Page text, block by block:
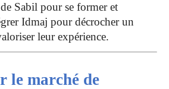
Sabil pour se former et
Idmaj pour décrocher un
leur expérience.
le marché de